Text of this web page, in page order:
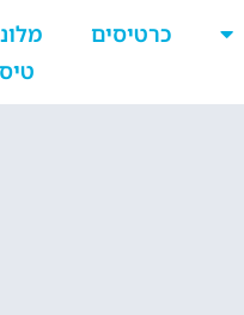
כרטיסים